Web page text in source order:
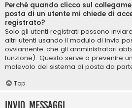
Perché quando clicco sul
posta di un utente mi chiede di
registrato?
Solo gli utenti registrati possono
altri utenti usando il modulo di invio
ovviamente, che gli amministratori
funzione). Questo serve a prevenire
malevolo del sistema di posta da
Top
Invio Messaggi